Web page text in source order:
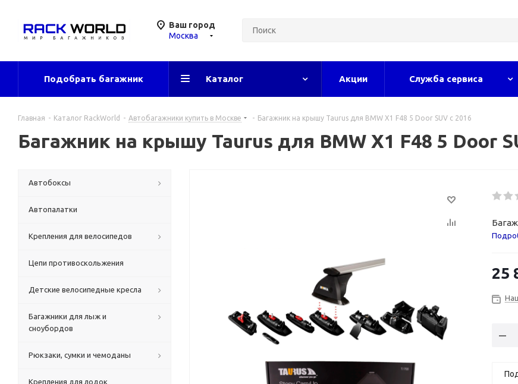
Ваш город
Москва
Подобрать багажник Каталог Акции Служба сервиса
Главная - Каталог RackWorld - Автобагажники купить в Москве - Багажник на крышу Taurus для BMW X1 F48 5 Door SUV с 2016
Багажник на крышу Taurus для BMW X1 F48 5 Door
25
Автобоксы
Автопалатки
Крепления для велосипедов
Цепи противоскольжения
Детские велосипедные кресла
Багажники для лыж и
сноубордов
Рюкзаки, сумки и чемоданы
Крепления для лодок